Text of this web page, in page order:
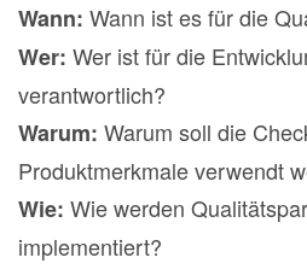
Wann: Wann ist es für die
Wer: Wer ist für die
verantwortlich?
Warum: Warum soll die
Produktmerkmale verwendt
Wie: Wie werden
implementiert?